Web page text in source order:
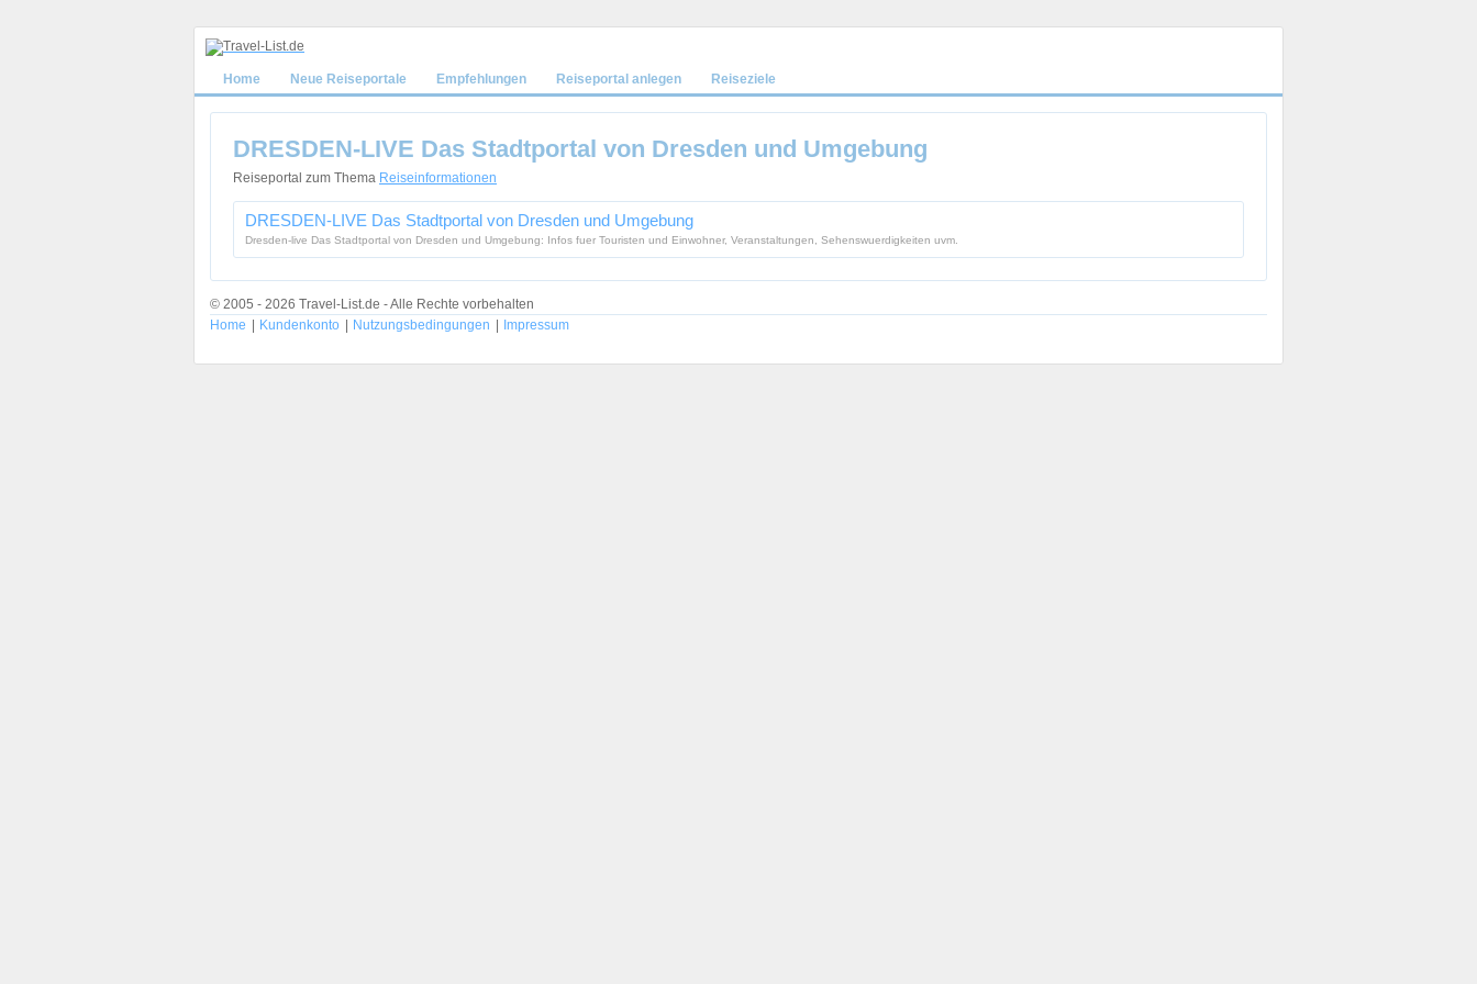
Home Neue Reiseportale Empfehlungen Reiseportal anlegen Reiseziele
DRESDEN-LIVE Das Stadtportal von Dresden und Umgebung
Reiseportal zum Thema Reiseinformationen
DRESDEN-LIVE Das Stadtportal von Dresden und Umgebung
Dresden-live Das Stadtportal von Dresden und Umgebung: Infos fuer Touristen und Einwohner, Veranstaltungen, Sehenswuerdigkeiten uvm.
© 2005 - 2026 Travel-List.de - Alle Rechte vorbehalten
Home
Kundenkonto Nutzungsbedingungen Impressum